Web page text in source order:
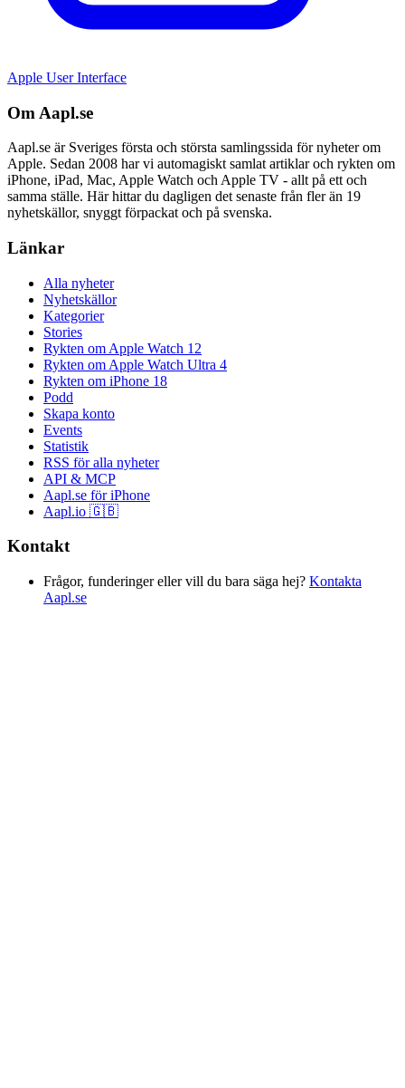
Apple User Interface
Om Aapl.se
Aapl.se är Sveriges första och största samlingssida för nyheter om
Apple. Sedan 2008 har vi automagiskt samlat artiklar och rykten om
iPhone, iPad, Mac, Apple Watch och Apple TV - allt på ett och
samma ställe. Här hittar du dagligen det senaste från fler än 19
nyhetskällor, snyggt förpackat och på svenska.
Länkar
Alla nyheter
Nyhetskällor
Kategorier
Stories
Rykten om Apple Watch 12
Rykten om Apple Watch Ultra 4
Rykten om iPhone 18
Podd
Skapa konto
Events
Statistik
RSS för alla nyheter
API & MCP
Aapl.se för iPhone
Aapl.io 🇬🇧
Kontakt
Frågor, funderinger eller vill du bara säga hej? Kontakta
Aapl.se